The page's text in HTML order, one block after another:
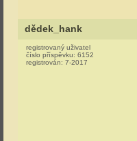
dědek_hank
registrovaný uživatel
číslo příspěvku: 6152
registrován: 7-2017